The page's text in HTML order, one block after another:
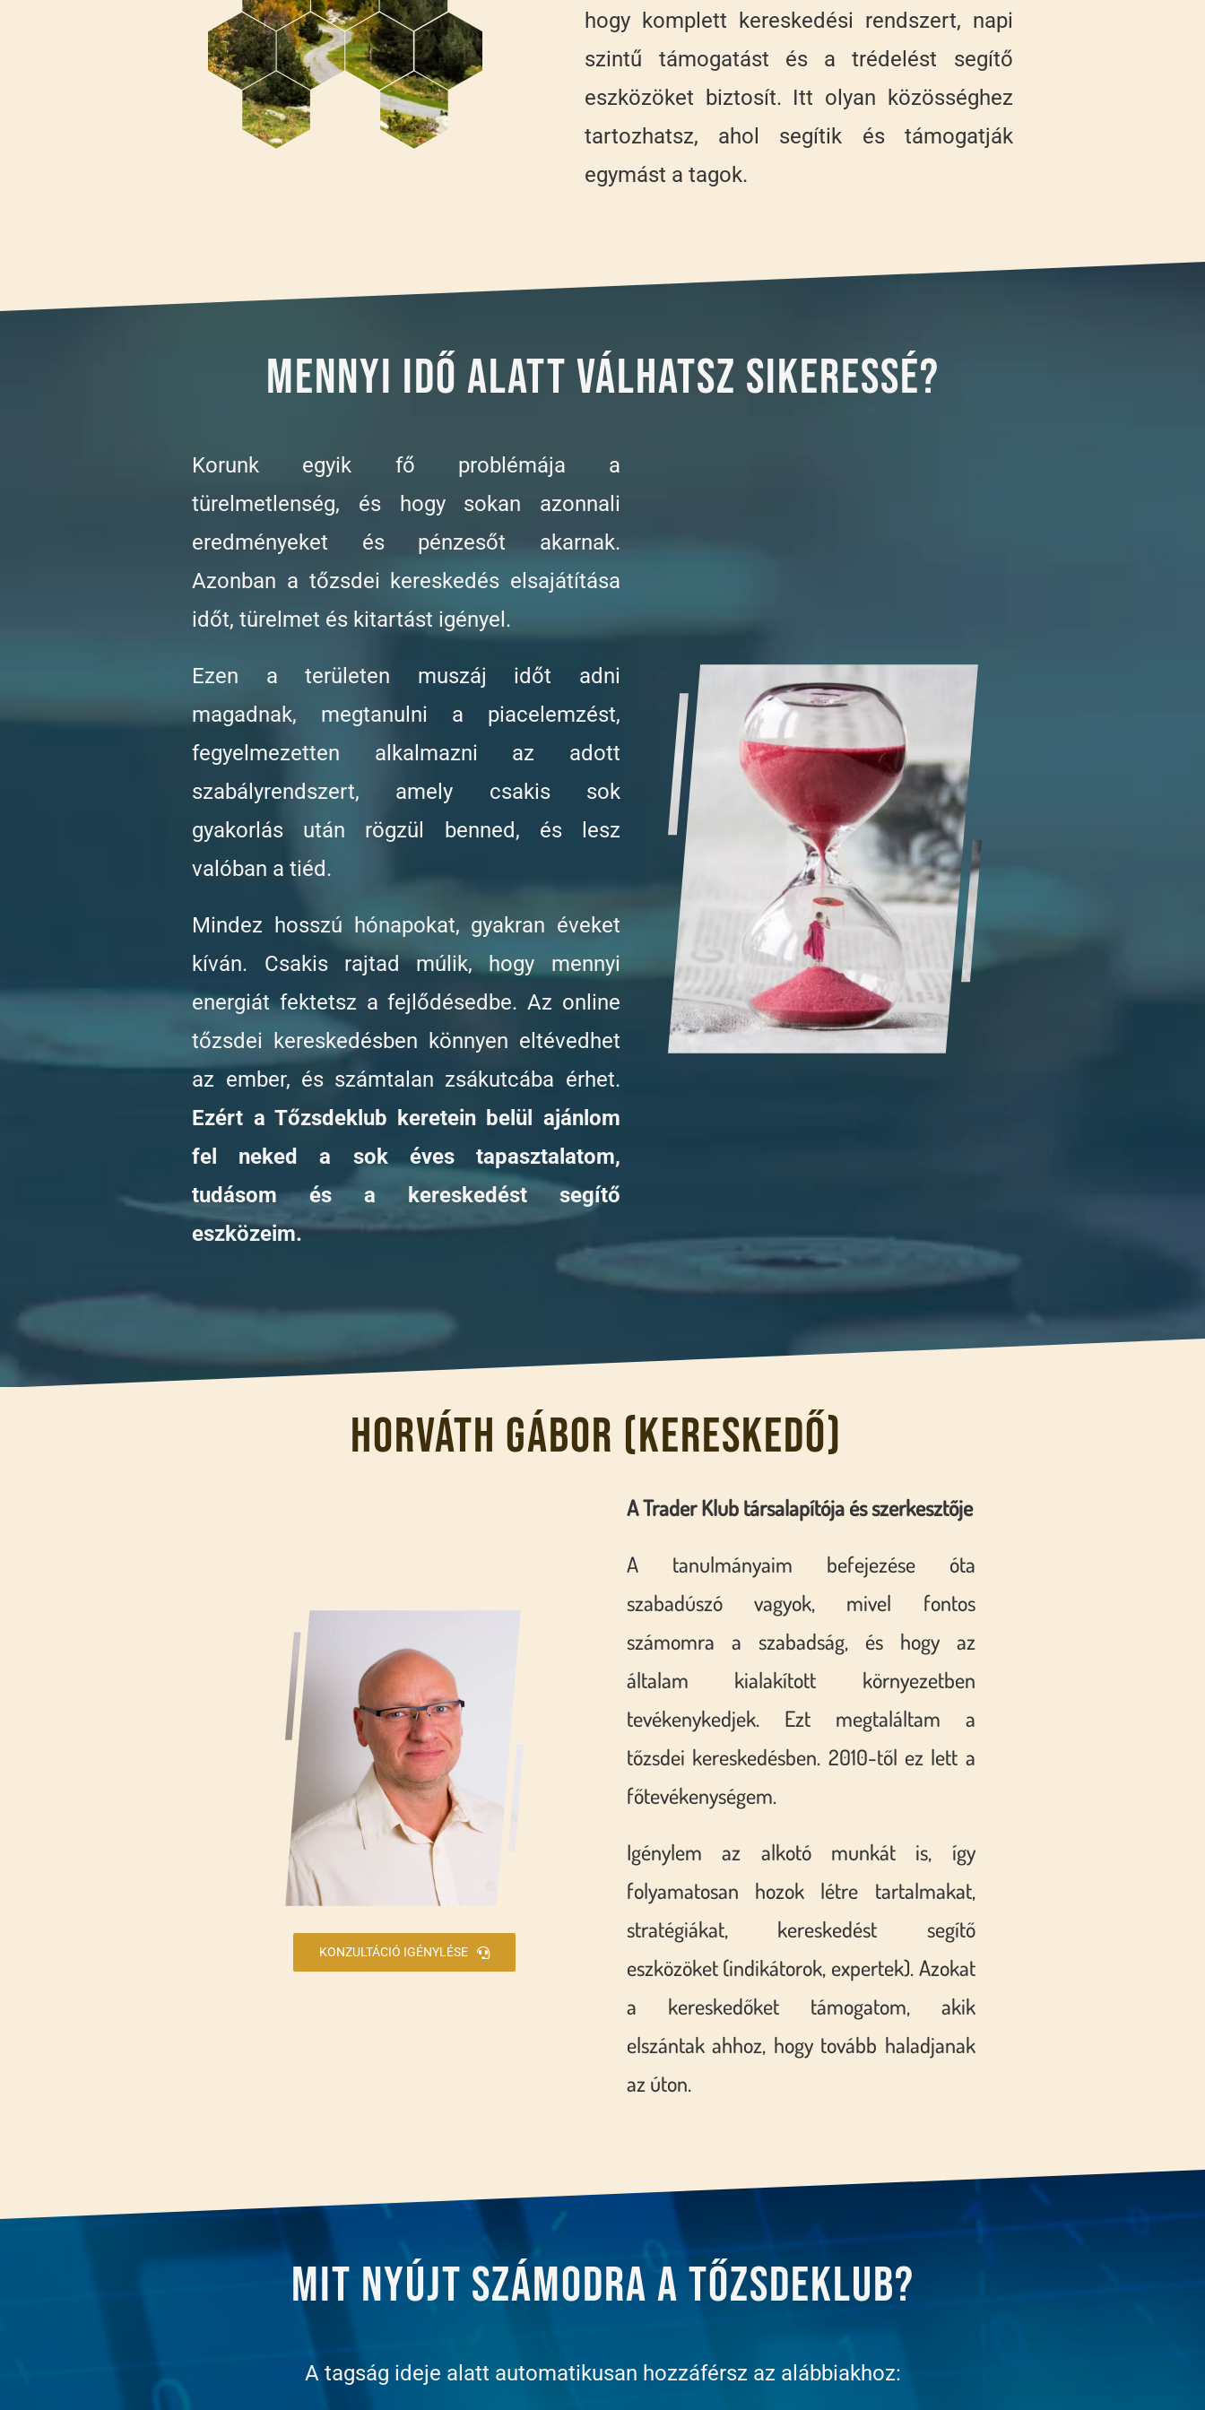
hogy komplett kereskedési rendszert, napi
szintű támogatást és a trédelést segítő
eszközöket biztosít. Itt olyan közösséghez
tartozhatsz, ahol segítik és támogatják
egymást a tagok.
Mennyi idő alatt válhatsz sikeressé?
Korunk egyik fő problémája a
türelmetlenség, és hogy sokan azonnali
eredményeket és pénzesőt akarnak.
Azonban a tőzsdei kereskedés elsajátítása
időt, türelmet és kitartást igényel.
Ezen a területen muszáj időt adni
magadnak, megtanulni a piacelemzést,
fegyelmezetten alkalmazni az adott
szabályrendszert, amely csakis sok
gyakorlás után rögzül benned, és lesz
valóban a tiéd.
Mindez hosszú hónapokat, gyakran éveket
kíván. Csakis rajtad múlik, hogy mennyi
energiát fektetsz a fejlődésedbe. Az online
tőzsdei kereskedésben könnyen eltévedhet
az ember, és számtalan zsákutcába érhet.
Ezért a Tőzsdeklub keretein belül ajánlom
fel neked a sok éves tapasztalatom,
tudásom és a kereskedést segítő
eszközeim.
Horváth Gábor (kereskedő)
KONZULTÁCIÓ IGÉNYLÉSE
A Trader Klub társalapítója és szerkesztője
A tanulmányaim befejezése óta
szabadúszó vagyok, mivel fontos
számomra a szabadság, és hogy az
általam kialakított környezetben
tevékenykedjek. Ezt megtaláltam a
tőzsdei kereskedésben. 2010-től ez lett a
főtevékenységem.
Igénylem az alkotó munkát is, így
folyamatosan hozok létre tartalmakat,
stratégiákat, kereskedést segítő
eszközöket (indikátorok, expertek). Azokat
a kereskedőket támogatom, akik
elszántak ahhoz, hogy tovább haladjanak
az úton.
Mit nyújt számodra a tőzsdeklub?
A tagság ideje alatt automatikusan hozzáférsz az alábbiakhoz: